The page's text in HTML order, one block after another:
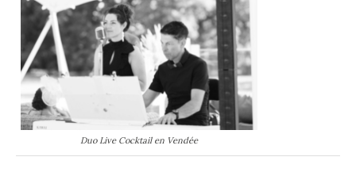
Duo Live Cocktail en Vendée